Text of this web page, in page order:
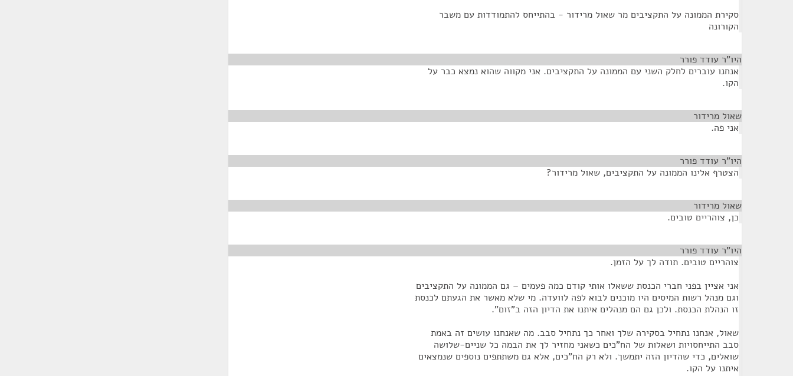
סקירת הממונה על התקציבים מר שאול מרידור - בהתייחס להתמודדות עם משבר
הקורונה
היו"ר עודד פורר
אנחנו עוברים לחלק השני עם הממונה על התקציבים. אני מקווה שהוא נמצא כבר על
הקו.
שאול מרידור
אני פה.
היו"ר עודד פורר
הצטרף אלינו הממונה על התקציבים, שאול מרידור?
שאול מרידור
כן, צוהריים טובים.
היו"ר עודד פורר
צוהריים טובים. תודה לך על הזמן.
אני אציין בפני חברי הכנסת ששאלו אותי קודם כמה פעמים – גם הממונה על התקציבים
וגם מנהל רשות המיסים היו מוכנים לבוא לפה לוועדה. מי שלא מאשר את הגעתם לכנסת
זו הנהלת הכנסת. ולכן גם הם מנהלים איתנו את הדיון הזה ב"זום".
שאול, אנחנו נתחיל בסקירה שלך ואחר כך נתחיל סבב. מה שאנחנו עושים זה באמת
סבב התייחסויות ושאלות של הח"כים כשאני מחזיר לך את הבמה כל שניים-שלושה
שואלים, כדי שהדיון הזה יתמשך. ולא רק הח"כים, אלא גם משתתפים נוספים שנמצאים
איתנו על הקו.